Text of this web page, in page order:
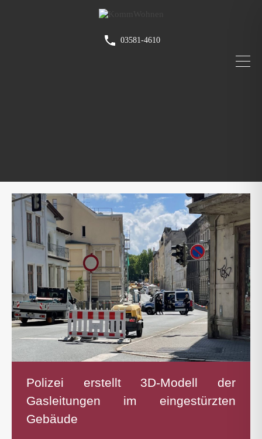
03581-4610
Polizei erstellt 3D-Modell der
Gasleitungen im eingestürzten
Gebäude